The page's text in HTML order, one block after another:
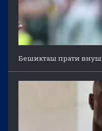
Бешикташ прати